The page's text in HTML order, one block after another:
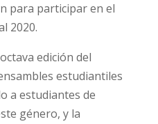
para participar en el
2020.
edición del
estudiantiles
a estudiantes de
género, y la